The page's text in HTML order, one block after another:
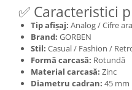
✅ Caracteristici
Tip afișaj: Analog / Cifre
Brand: GORBEN
Stil: Casual / Fashion /
Formă carcasă: Rotundă
Material carcasă: Zinc
Diametru cadran: 45 mm